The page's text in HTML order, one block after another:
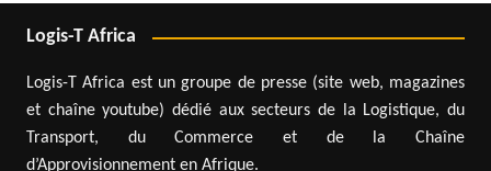
Logis-T Africa
Logis-T Africa est un groupe de presse (site web, magazines
et chaîne youtube) dédié aux secteurs de la Logistique, du
Transport, du Commerce et de la Chaîne
d’Approvisionnement en Afrique.